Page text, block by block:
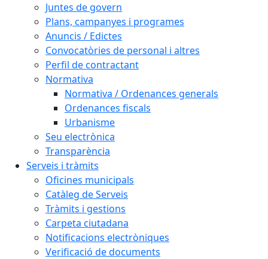
Juntes de govern
Plans, campanyes i programes
Anuncis / Edictes
Convocatòries de personal i altres
Perfil de contractant
Normativa
Normativa / Ordenances generals
Ordenances fiscals
Urbanisme
Seu electrònica
Transparència
Serveis i tràmits
Oficines municipals
Catàleg de Serveis
Tràmits i gestions
Carpeta ciutadana
Notificacions electròniques
Verificació de documents